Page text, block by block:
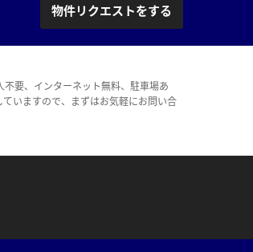
物件リクエストをする
要、インターネット無料、駐車場あ
いますので、まずはお気軽にお問い合